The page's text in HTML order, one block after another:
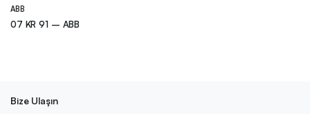
ABB
07 KR 91 – ABB
Bize Ulaşın